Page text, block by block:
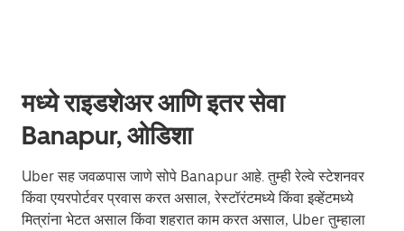
मध्ये राइडशेअर आणि इतर सेवा
Banapur, ओडिशा
Uber सह जवळपास जाणे सोपे Banapur आहे. तुम्ही रेल्वे स्टेशनवर
किंवा एयरपोर्टवर प्रवास करत असाल, रेस्टॉरंटमध्ये किंवा इव्हेंटमध्ये
मित्रांना भेटत असाल किंवा शहरात काम करत असाल, Uber तुम्हाला